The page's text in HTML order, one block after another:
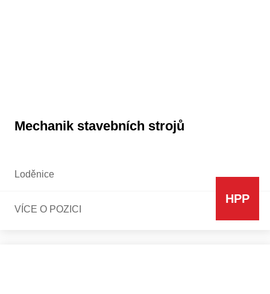
Mechanik stavebních strojů
Loděnice
VÍCE O POZICI
HPP